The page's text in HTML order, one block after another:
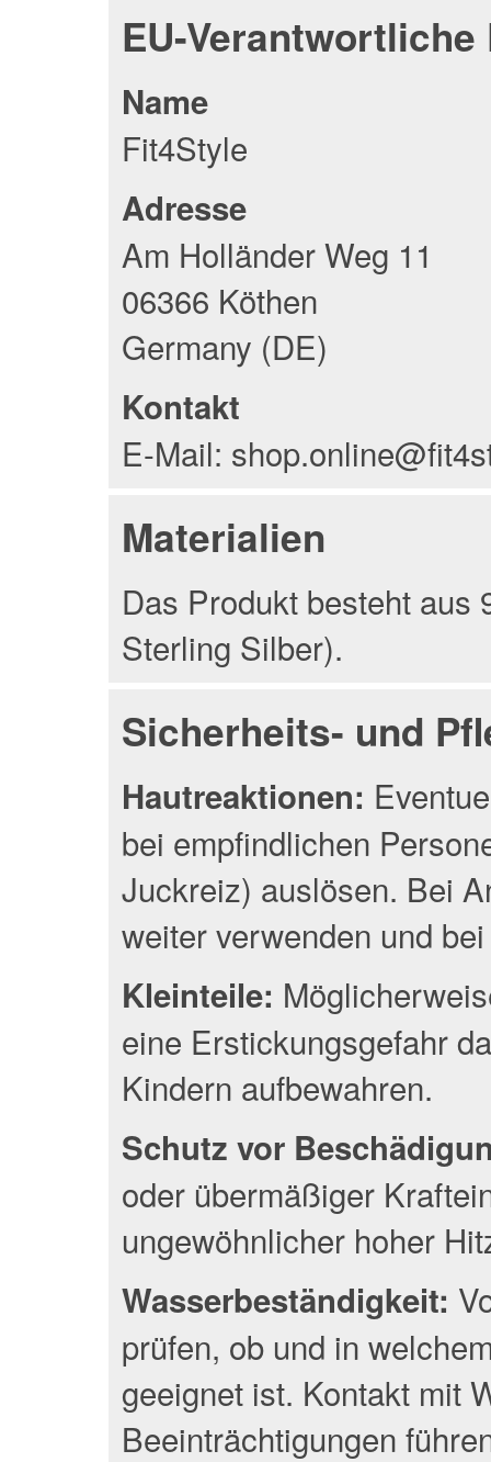
EU-Verantwortliche
Name
Fit4Style
Adresse
Am Holländer Weg 11
06366 Köthen
Germany (DE)
Kontakt
E-Mail:
Materialien
Das Produkt besteht aus
Sterling Silber).
Sicherheits- und
Hautreaktionen:
bei empfindlichen
Juckreiz) auslösen. Bei
weiter verwenden und
Kleinteile:
eine Erstickungsgefahr
Kindern aufbewahren.
Schutz vor
oder übermäßiger
ungewöhnlicher hoher
Wasserbeständigkeit:
prüfen, ob und in
geeignet ist. Kontakt mit
Beeinträchtigungen